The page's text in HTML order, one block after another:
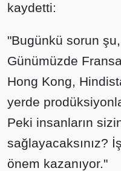
kaydetti:
"Bugünkü sorun
Günümüzde
Hong Kong,
yerde
Peki insanların
sağlayacaksınız?
önem kazanıyor."